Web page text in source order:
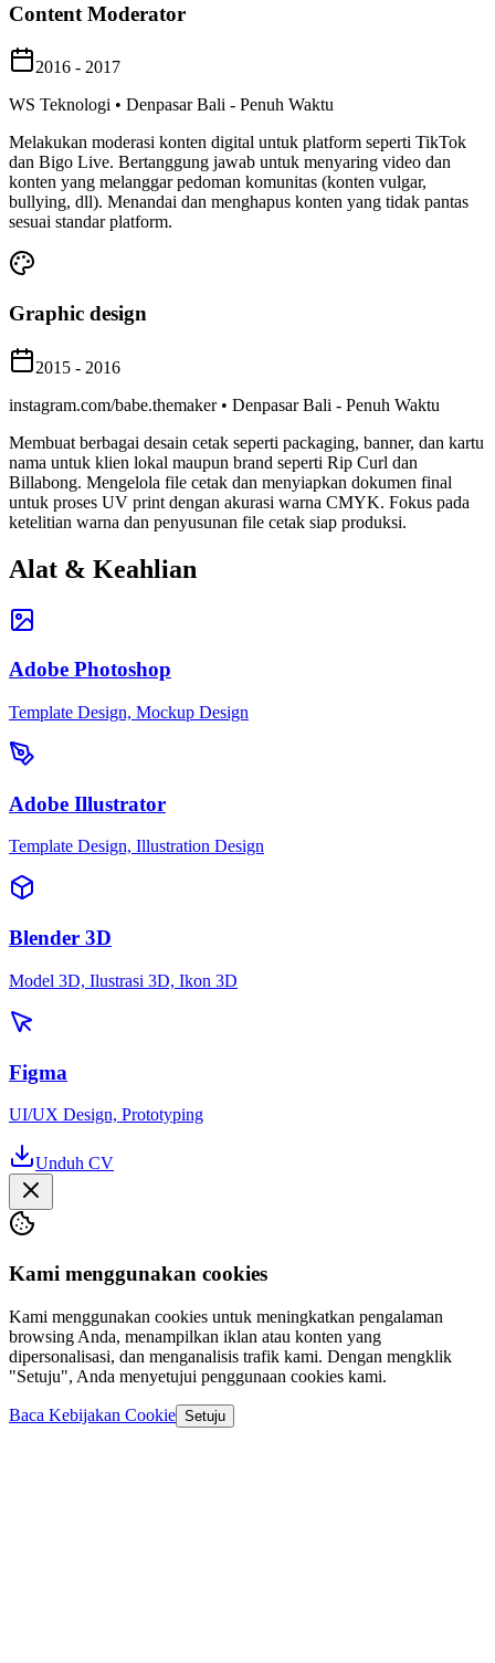
Content Moderator
2016 - 2017
WS Teknologi • Denpasar Bali - Penuh Waktu
Melakukan moderasi konten digital untuk platform seperti TikTok
dan Bigo Live. Bertanggung jawab untuk menyaring video dan
konten yang melanggar pedoman komunitas (konten vulgar,
bullying, dll). Menandai dan menghapus konten yang tidak pantas
sesuai standar platform.
Graphic design
2015 - 2016
instagram.com/babe.themaker • Denpasar Bali - Penuh Waktu
Membuat berbagai desain cetak seperti packaging, banner, dan kartu
nama untuk klien lokal maupun brand seperti Rip Curl dan
Billabong. Mengelola file cetak dan menyiapkan dokumen final
untuk proses UV print dengan akurasi warna CMYK. Fokus pada
ketelitian warna dan penyusunan file cetak siap produksi.
Alat & Keahlian
Adobe Photoshop
Template Design, Mockup Design
Adobe Illustrator
Template Design, Illustration Design
Blender 3D
Model 3D, Ilustrasi 3D, Ikon 3D
Figma
UI/UX Design, Prototyping
Unduh CV
Kami menggunakan cookies
Kami menggunakan cookies untuk meningkatkan pengalaman
browsing Anda, menampilkan iklan atau konten yang
dipersonalisasi, dan menganalisis trafik kami. Dengan mengklik
"Setuju", Anda menyetujui penggunaan cookies kami.
Baca Kebijakan Cookie Setuju